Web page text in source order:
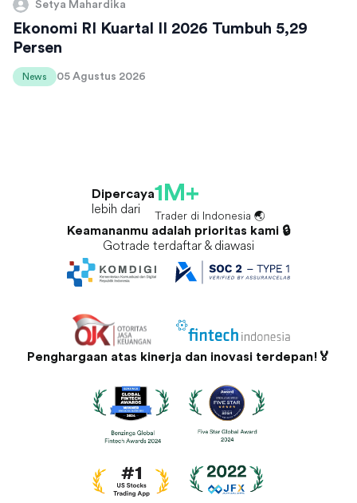
Setya Mahardika
Ekonomi RI Kuartal II 2026 Tumbuh 5,29
Persen
News 05 Agustus 2026
Dipercaya
lebih dari
1M+
Trader di Indonesia 🌏
Keamananmu adalah prioritas kami 🔒
Gotrade terdaftar & diawasi
Penghargaan atas kinerja dan inovasi terdepan!🏅